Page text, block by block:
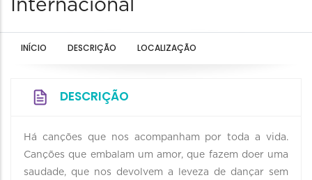
Internacional
INÍCIO DESCRIÇÃO LOCALIZAÇÃO
DESCRIÇÃO
Há canções que nos acompanham por toda a vida.
Canções que embalam um amor, que fazem doer uma
saudade, que nos devolvem a leveza de dançar sem